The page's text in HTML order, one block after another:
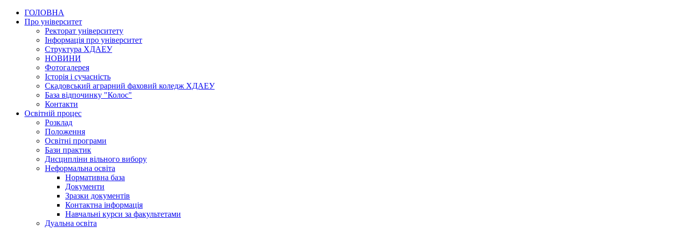
ГОЛОВНА
Про університет
Ректорат університету
Інформація про університет
Структура ХДАЕУ
НОВИНИ
Фотогалерея
Історія і сучасність
Скадовський аграрний фаховий коледж ХДАЕУ
База відпочинку "Колос"
Контакти
Освітній процес
Розклад
Положення
Освітні програми
Бази практик
Дисципліни вільного вибору
Неформальна освіта
Нормативна база
Документи
Зразки документів
Контактна інформація
Навчальні курси за факультетами
Дуальна освіта